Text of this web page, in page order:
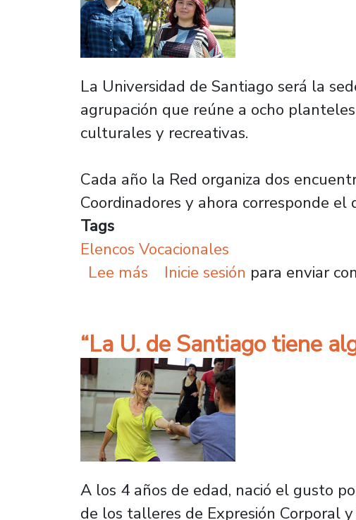
La Universidad de Santiago será la
agrupación que reúne a ocho
culturales y recreativas.
Cada año la Red organiza dos
Coordinadores y ahora corresponde
Tags
Elencos Vocacionales
Lee más sobre Nuestros Elencos se
Inicie sesión para enviar
“La U. de Santiago tiene
A los 4 años de edad, nació el gusto
de los talleres de Expresión Corporal